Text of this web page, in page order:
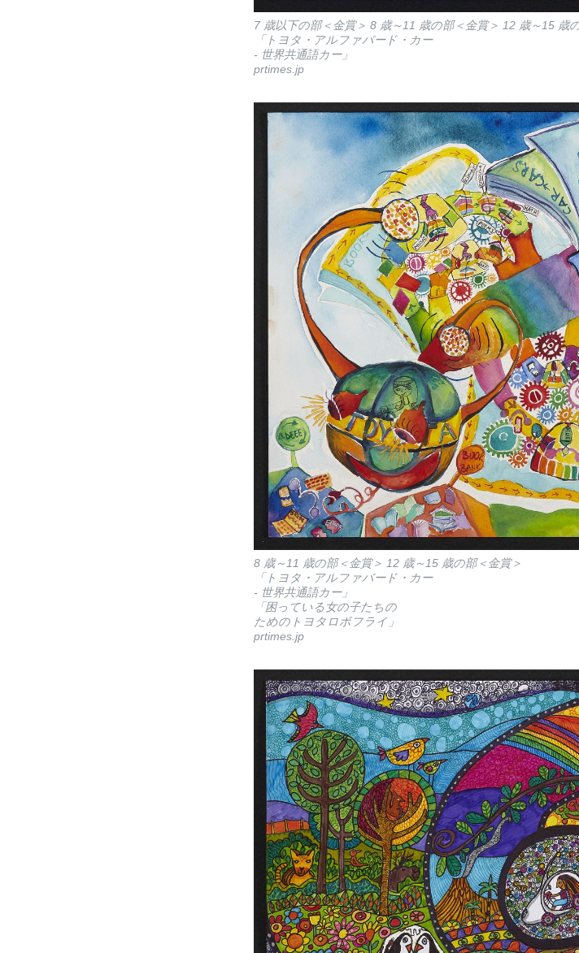
7 歳以下の部＜金賞＞ 8 歳～11 歳の部＜金賞＞ 12 歳～15 歳
「トヨタ・アルファバード・カー
- 世界共通語カー」
prtimes.jp
8 歳～11 歳の部＜金賞＞ 12 歳～15 歳の部＜金賞＞
「トヨタ・アルファバード・カー
- 世界共通語カー」
「困っている女の子たちの
ためのトヨタロボフライ」
prtimes.jp